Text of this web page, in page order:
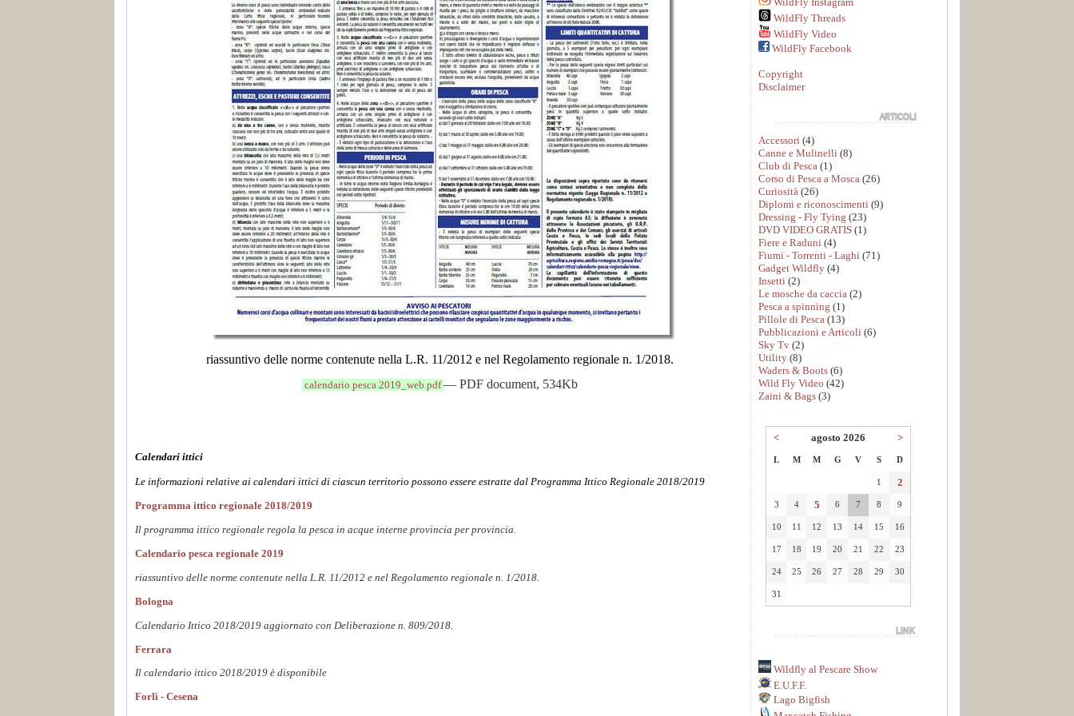
riassuntivo delle norme contenute nella L.R. 11/2012 e nel Regolamento regionale n. 1/2018.
calendario pesca 2019_web.pdf— PDF document, 534Kb
Calendari ittici
Le informazioni relative ai calendari ittici di ciascun territorio possono essere estratte dal Programma Ittico Regionale 2018/2019
Programma ittico regionale 2018/2019
Il programma ittico regionale regola la pesca in acque interne provincia per provincia.
Calendario pesca regionale 2019
riassuntivo delle norme contenute nella L.R. 11/2012 e nel Regolamento regionale n. 1/2018.
Bologna
Calendario Ittico 2018/2019 aggiornato con Deliberazione n. 809/2018.
Ferrara
Il calendario ittico 2018/2019 è disponibile
Forlì - Cesena
WildFly Threads
WildFly Video
WildFly Facebook
Copyright
Disclaimer
Accessori (4)
Canne e Mulinelli (8)
Club di Pesca (1)
Corso di Pesca a Mosca (26)
Curiosità (26)
Diplomi e riconoscimenti (9)
Dressing - Fly Tying (23)
DVD VIDEO GRATIS (1)
Fiere e Raduni (4)
Fiumi - Torrenti - Laghi (71)
Gadget Wildfly (4)
Insetti (2)
Le mosche da caccia (2)
Pesca a spinning (1)
Pillole di Pesca (13)
Pubblicazioni e Articoli (6)
Sky Tv (2)
Utility (8)
Waders & Boots (6)
Wild Fly Video (42)
Zaini & Bags (3)
< agosto 2026 >
L M M G V S D
1 2
3 4 5 6 7 8 9
10 11 12 13 14 15 16
17 18 19 20 21 22 23
24 25 26 27 28 29 30
31
Wildfly al Pescare Show
E.U.F.F.
Lago Bigfish